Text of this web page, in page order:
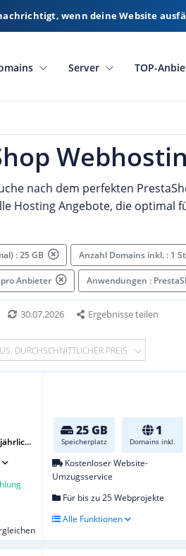
wenn deine Website
Server TOP-
nach dem perfekten
Hosting Angebote, die optimal
: 25 GB Anzahl Domains inkl. : 1
Anbieter Anwendungen :
30.07.2026 Ergebnisse teilen
DURCHSCHNITTLICHER PREIS
25 GB
Speicherplatz
1
Domains inkl.
Kostenloser Website-
Umzugsservice
Für bis zu 25 Webprojekte
Alle Funktionen